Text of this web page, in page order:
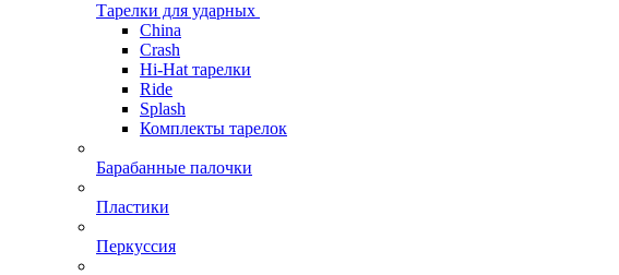
Тарелки для ударных
China
Crash
Hi-Hat тарелки
Ride
Splash
Комплекты тарелок
Барабанные палочки
Пластики
Перкуссия